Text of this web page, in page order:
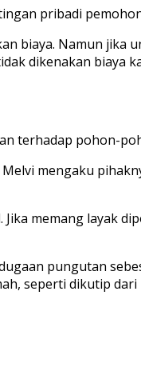
pribadi
biaya. Namun jika
dikenakan biaya
terhadap pohon-
mengaku
memang layak
pungutan
seperti dikutip dari